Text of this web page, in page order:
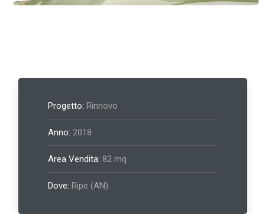
Progetto: Rinnovo
Anno: 2018
Area Vendita: 82 mq
Dove: Ripe (AN)